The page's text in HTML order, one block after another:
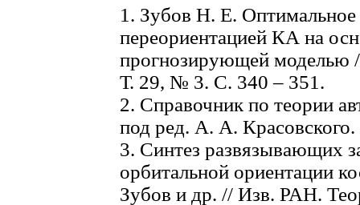
1. Зубов Н. Е. Оптимальное
переориентацией КА на
прогнозирующей моделью
Т. 29, № 3. С. 340 – 351.
2. Справочник по теории
под ред. А. А.
3. Синтез развязывающих
орбитальной ориентации
Зубов и др. // Изв. РАН.